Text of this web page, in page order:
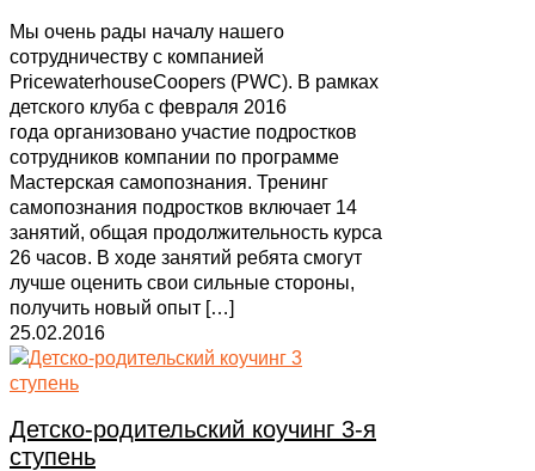
Мы очень рады началу нашего
сотрудничеству с компанией
PricewaterhouseCoopers (PWC). В рамках
детского клуба с февраля 2016
года организовано участие подростков
сотрудников компании по программе
Мастерская самопознания. Тренинг
самопознания подростков включает 14
занятий, общая продолжительность курса
26 часов. В ходе занятий ребята смогут
лучше оценить свои сильные стороны,
получить новый опыт […]
25.02.2016
Детско-родительский коучинг 3-я
ступень